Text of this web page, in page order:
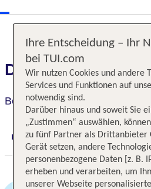
Das erwartet Sie
Best Western Plus Vancouver
Digitaler und
Ihre Entscheidung – Ihr
bei TUI.com
Wir nutzen Cookies und andere
Services und Funktionen auf
notwendig sind.
Darüber hinaus und soweit Sie
„Zustimmen“ auswählen,
zu fünf Partner als Drittanbieter
Gerät setzen, andere
personenbezogene Daten [z. B.
erheben und verarbeiten, um
unserer Webseite